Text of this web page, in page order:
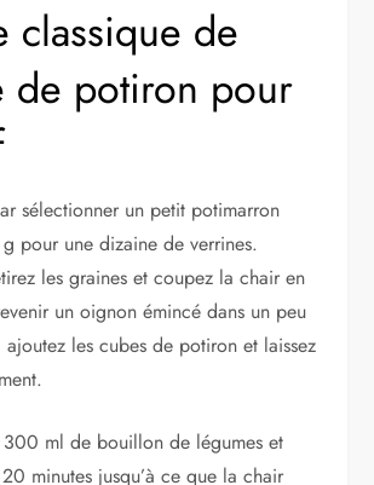
classique de
de potiron pour
sélectionner un petit potimarron
pour une dizaine de verrines.
les graines et coupez la chair en
un oignon émincé dans un peu
ajoutez les cubes de potiron et laissez
300 ml de bouillon de légumes et
minutes jusqu’à ce que la chair